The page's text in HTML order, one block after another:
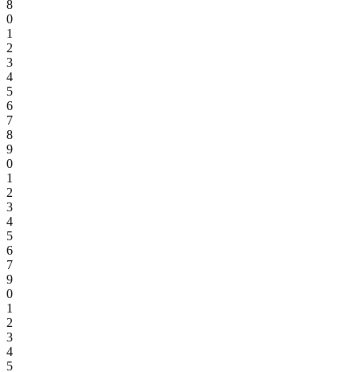
8
0
1
2
3
4
5
6
7
8
9
0
1
2
3
4
5
6
7
9
0
1
2
3
4
5